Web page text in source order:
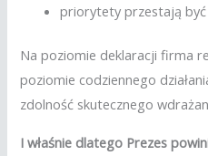
priorytety przestają być
Na poziomie deklaracji firma
poziomie codziennego
zdolność skutecznego
I właśnie dlatego Prezes